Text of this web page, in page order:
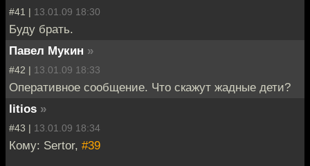
#41 | 13.01.09 18:30
Буду брать.
Павел Мукин »
#42 | 13.01.09 18:33
Оперативное сообщение. Что скажут жадные дети?
litios »
#43 | 13.01.09 18:34
Кому: Sertor, #39